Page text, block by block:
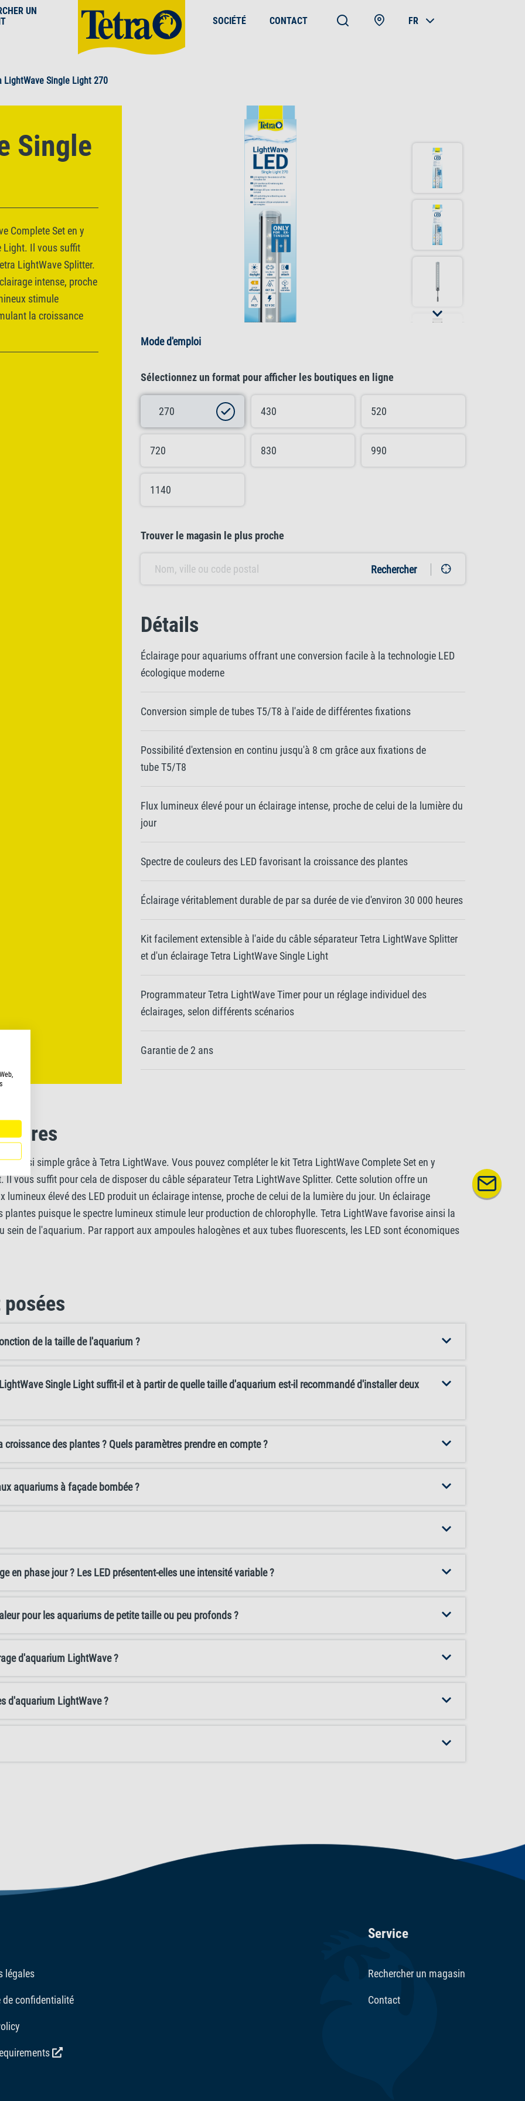
UN
SOCIÉTÉ CONTACT FR
LightWave Single Light 270
Single
Complete Set en y
Light. Il vous suffit
LightWave Splitter.
intense, proche
stimule
la croissance
Mode d'emploi
Sélectionnez un format pour afficher les boutiques en ligne
270 430 520
720 830 990
1140
Trouver le magasin le plus proche
Rechercher
Détails
Éclairage pour aquariums offrant une conversion facile à la technologie LED
écologique moderne
Conversion simple de tubes T5/T8 à l'aide de différentes fixations
Possibilité d'extension en continu jusqu'à 8 cm grâce aux fixations de
tube T5/T8
Flux lumineux élevé pour un éclairage intense, proche de celui de la lumière du
jour
Spectre de couleurs des LED favorisant la croissance des plantes
Éclairage véritablement durable de par sa durée de vie d'environ 30 000 heures
Kit facilement extensible à l'aide du câble séparateur Tetra LightWave Splitter
et d'un éclairage Tetra LightWave Single Light
Programmateur Tetra LightWave Timer pour un réglage individuel des
éclairages, selon différents scénarios
Garantie de 2 ans
aussi simple grâce à Tetra LightWave. Vous pouvez compléter le kit Tetra LightWave Complete Set en y
vous suffit pour cela de disposer du câble séparateur Tetra LightWave Splitter. Cette solution offre un
élevé des LED produit un éclairage intense, proche de celui de la lumière du jour. Un éclairage
puisque le spectre lumineux stimule leur production de chlorophylle. Tetra LightWave favorise ainsi la
de l'aquarium. Par rapport aux ampoules halogènes et aux tubes fluorescents, les LED sont économiques
de vie de 30 000 heures. Elles n'ont donc pas besoin d'être remplacées aussi fréquemment, ce qui les rend
aux anciens tubes fluorescents, par exemple, elles ne contiennent pas de mercure susceptible de présenter
de la taille de l'aquarium ?
Single Light suffit-il et à partir de quelle taille d'aquarium est-il recommandé d'installer deux
des plantes ? Quels paramètres prendre en compte ?
aquariums à façade bombée ?
en phase jour ? Les LED présentent-elles une intensité variable ?
pour les aquariums de petite taille ou peu profonds ?
d'aquarium LightWave ?
d'aquarium LightWave ?
légales
de confidentialité
Service
Rechercher un magasin
Contact